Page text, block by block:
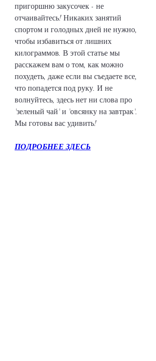
пригоршню закусочек - не
отчаивайтесь! Никаких занятий
спортом и голодных дней не нужно,
чтобы избавиться от лишних
килограммов. В этой статье мы
расскажем вам о том, как можно
похудеть, даже если вы съедаете все,
что попадется под руку. И не
волнуйтесь, здесь нет ни слова про
'зеленый чай' и 'овсянку на завтрак'.
Мы готовы вас удивить!
ПОДРОБНЕЕ ЗДЕСЬ